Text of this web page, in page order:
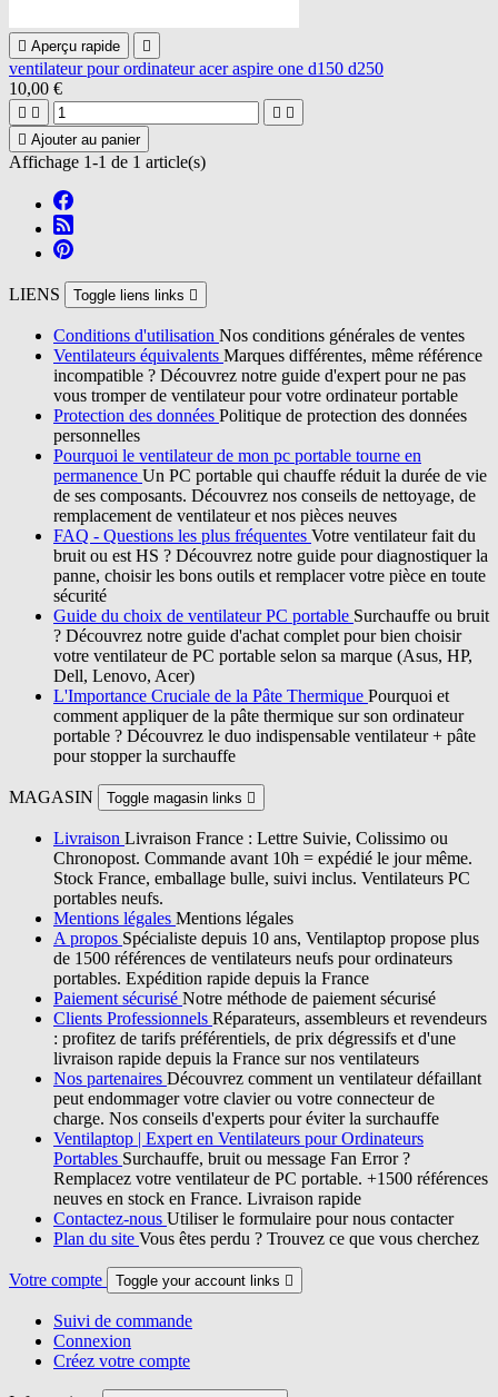
 Aperçu rapide 
ventilateur pour ordinateur acer aspire one d150 d250
10,00 €
   
 Ajouter au panier
Affichage 1-1 de 1 article(s)
LIENS Toggle liens links 
Conditions d'utilisation Nos conditions générales de ventes
Ventilateurs équivalents Marques différentes, même référence
incompatible ? Découvrez notre guide d'expert pour ne pas
vous tromper de ventilateur pour votre ordinateur portable
Protection des données Politique de protection des données
personnelles
Pourquoi le ventilateur de mon pc portable tourne en
permanence Un PC portable qui chauffe réduit la durée de vie
de ses composants. Découvrez nos conseils de nettoyage, de
remplacement de ventilateur et nos pièces neuves
FAQ - Questions les plus fréquentes Votre ventilateur fait du
bruit ou est HS ? Découvrez notre guide pour diagnostiquer la
panne, choisir les bons outils et remplacer votre pièce en toute
sécurité
Guide du choix de ventilateur PC portable Surchauffe ou bruit
? Découvrez notre guide d'achat complet pour bien choisir
votre ventilateur de PC portable selon sa marque (Asus, HP,
Dell, Lenovo, Acer)
L'Importance Cruciale de la Pâte Thermique Pourquoi et
comment appliquer de la pâte thermique sur son ordinateur
portable ? Découvrez le duo indispensable ventilateur + pâte
pour stopper la surchauffe
MAGASIN Toggle magasin links 
Livraison Livraison France : Lettre Suivie, Colissimo ou
Chronopost. Commande avant 10h = expédié le jour même.
Stock France, emballage bulle, suivi inclus. Ventilateurs PC
portables neufs.
Mentions légales Mentions légales
A propos Spécialiste depuis 10 ans, Ventilaptop propose plus
de 1500 références de ventilateurs neufs pour ordinateurs
portables. Expédition rapide depuis la France
Paiement sécurisé Notre méthode de paiement sécurisé
Clients Professionnels Réparateurs, assembleurs et revendeurs
: profitez de tarifs préférentiels, de prix dégressifs et d'une
livraison rapide depuis la France sur nos ventilateurs
Nos partenaires Découvrez comment un ventilateur défaillant
peut endommager votre clavier ou votre connecteur de
charge. Nos conseils d'experts pour éviter la surchauffe
Ventilaptop | Expert en Ventilateurs pour Ordinateurs
Portables Surchauffe, bruit ou message Fan Error ?
Remplacez votre ventilateur de PC portable. +1500 références
neuves en stock en France. Livraison rapide
Contactez-nous Utiliser le formulaire pour nous contacter
Plan du site Vous êtes perdu ? Trouvez ce que vous cherchez
Votre compte Toggle your account links 
Suivi de commande
Connexion
Créez votre compte